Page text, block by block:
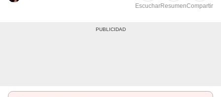
EscucharResumenCompartir